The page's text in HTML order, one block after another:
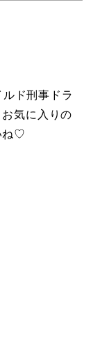
ド刑事ドラ
気に入りの
ね♡